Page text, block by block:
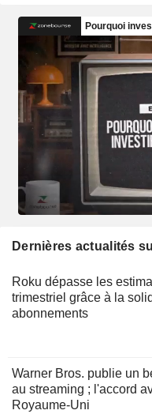
Dernières actualités
Roku dépasse les
trimestriel grâce à la
abonnements
Warner Bros. publie un
au streaming ; l'accord
Royaume-Uni